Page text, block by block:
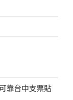
靠台中支票貼